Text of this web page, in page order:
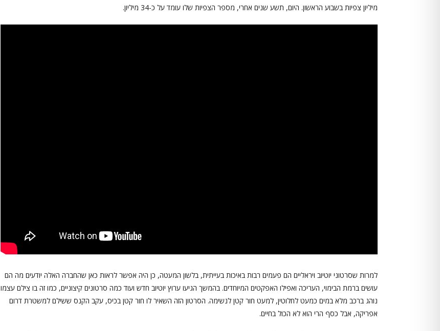
מיליון צפיות בשבוע הראשון. היום, תשע שנים אחרי, מספר הצפיות שלו עומד על כ-34 מיליון.
למרות שסרטוני יוטיוב ויראליים הם פעמים רבות באיכות בעייתית, בלשון המעטה, כן היה אפשר לראות כאן שהחברה האלה יודעים מה הם
עושים ברמת הבימוי, העריכה ואפילו האפקטים המיוחדים. בהמשך הגיעו ערוץ יוטיוב חדש ועוד כמה סרטונים קיצוניים, כמו זה בו צילם עצמו
נוהג ברכב מלא במים כמעט לחלוטין, למעט חור קטן לנשימה. הסרטון הזה השאיר לו חור קטן בכיס, עקב הקנס ששילם למשטרת דרום
אפריקה, אבל כסף הרי הוא לא הכול בחיים.